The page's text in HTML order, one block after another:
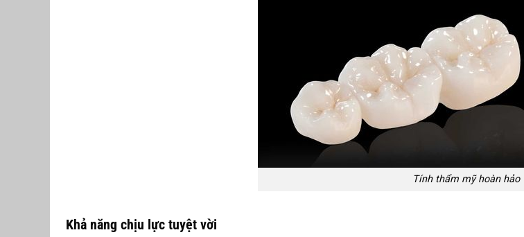
Tính thẩm mỹ hoàn hảo
Khả năng chịu lực tuyệt vời